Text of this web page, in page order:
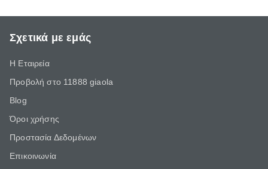
Σχετικά με εμάς
Η Εταιρεία
Προβολή στο 11888 giaola
Blog
Όροι χρήσης
Προστασία Δεδομένων
Επικοινωνία